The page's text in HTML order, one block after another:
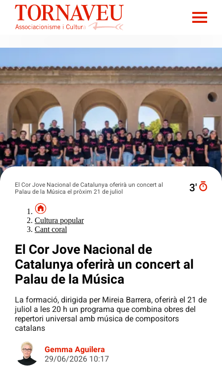
El Cor Jove Nacional de Catalunya oferirà un concert al
Palau de la Música el pròxim 21 de juliol
3′
Cultura popular
Cant coral
El Cor Jove Nacional de
Catalunya oferirà un concert al
Palau de la Música
La formació, dirigida per Mireia Barrera, oferirà el 21 de
juliol a les 20 h un programa que combina obres del
repertori universal amb música de compositors
catalans
Gemma Aguilera
29/06/2026 10:17